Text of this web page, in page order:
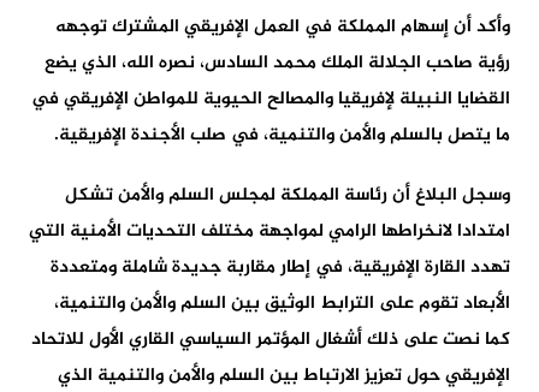
وأكد أن إسهام المملكة في العمل الإفريقي المشترك توجهه
رؤية صاحب الجلالة الملك محمد السادس، نصره الله، الذي يضع
القضايا النبيلة لإفريقيا والمصالح الحيوية للمواطن الإفريقي في
ما يتصل بالسلم والأمن والتنمية، في صلب الأجندة الإفريقية.
وسجل البلاغ أن رئاسة المملكة لمجلس السلم والأمن تشكل
امتدادا لانخراطها الرامي لمواجهة مختلف التحديات الأمنية التي
تهدد القارة الإفريقية، في إطار مقاربة جديدة شاملة ومتعددة
الأبعاد تقوم على الترابط الوثيق بين السلم والأمن والتنمية،
كما نصت على ذلك أشغال المؤتمر السياسي القاري الأول للاتحاد
الإفريقي حول تعزيز الارتباط بين السلم والأمن والتنمية الذي